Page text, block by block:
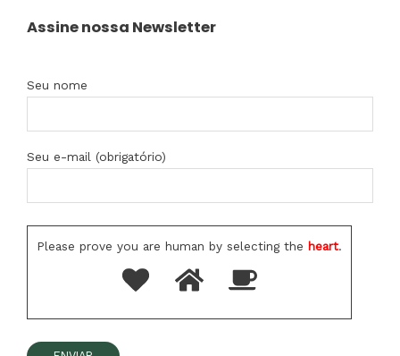
Assine nossa Newsletter
Seu nome
Seu e-mail (obrigatório)
Please prove you are human by selecting the heart.